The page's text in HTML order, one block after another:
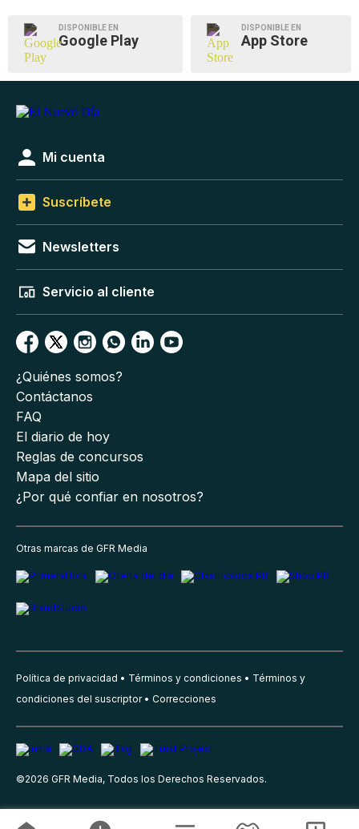
DISPONIBLE EN
Google Play
DISPONIBLE EN
App Store
Mi cuenta
Suscríbete
Newsletters
Servicio al cliente
¿Quiénes somos?
Contáctanos
FAQ
El diario de hoy
Reglas de concursos
Mapa del sitio
¿Por qué confiar en nosotros?
Otras marcas de GFR Media
Política de privacidad Términos y condiciones
Términos y
condiciones del suscriptor
Correcciones
©2026 GFR Media, Todos los Derechos Reservados.